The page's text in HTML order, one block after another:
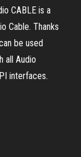
CABLE is a
Cable. Thanks
be used
all Audio
interfaces.